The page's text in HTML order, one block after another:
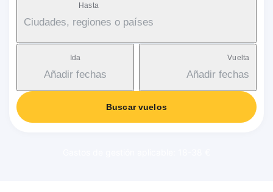
Hasta
Ciudades, regiones o países
Ida
Añadir fechas
Vuelta
Añadir fechas
Buscar vuelos